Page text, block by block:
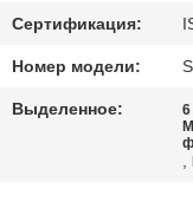
СПРОСИТЕ
ЦИТАТУ
Сертификация:
Номер модели:
Выделенное:
,